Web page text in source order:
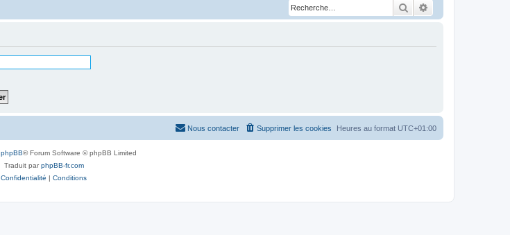
Rechercher
Heures au format UTC+01:00
Supprimer les cookies
Nous contacter
phpBB® Forum Software © phpBB Limited
Traduit parphpBB-fr.com
Confidentialité | Conditions